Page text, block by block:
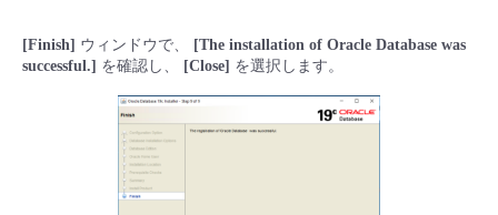
[Finish] ウィンドウで、 [The installation of Oracle Database was
successful.] を確認し、 [Close] を選択します。